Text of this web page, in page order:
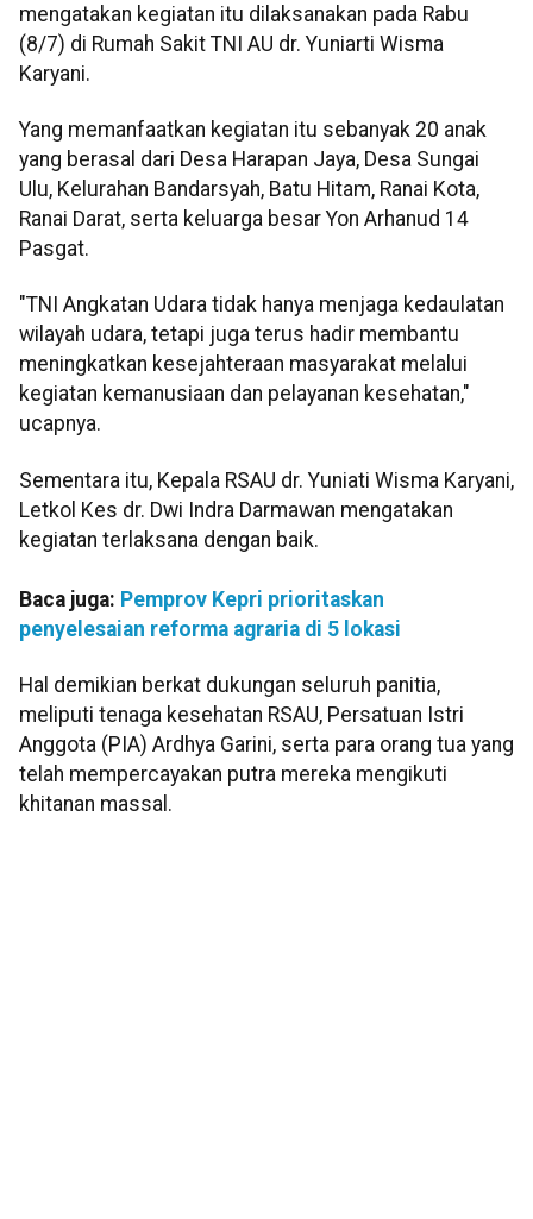
mengatakan kegiatan itu dilaksanakan pada Rabu
(8/7) di Rumah Sakit TNI AU dr. Yuniarti Wisma
Karyani.
Yang memanfaatkan kegiatan itu sebanyak 20 anak
yang berasal dari Desa Harapan Jaya, Desa Sungai
Ulu, Kelurahan Bandarsyah, Batu Hitam, Ranai Kota,
Ranai Darat, serta keluarga besar Yon Arhanud 14
Pasgat.
"TNI Angkatan Udara tidak hanya menjaga kedaulatan
wilayah udara, tetapi juga terus hadir membantu
meningkatkan kesejahteraan masyarakat melalui
kegiatan kemanusiaan dan pelayanan kesehatan,"
ucapnya.
Sementara itu, Kepala RSAU dr. Yuniati Wisma Karyani,
Letkol Kes dr. Dwi Indra Darmawan mengatakan
kegiatan terlaksana dengan baik.
Baca juga: Pemprov Kepri prioritaskan
penyelesaian reforma agraria di 5 lokasi
Hal demikian berkat dukungan seluruh panitia,
meliputi tenaga kesehatan RSAU, Persatuan Istri
Anggota (PIA) Ardhya Garini, serta para orang tua yang
telah mempercayakan putra mereka mengikuti
khitanan massal.